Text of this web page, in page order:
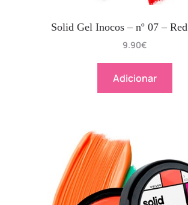
Solid Gel Inocos – nº 07 –
9.90€
Adicionar